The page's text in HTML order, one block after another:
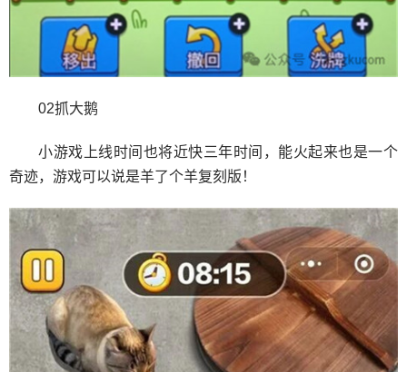
02抓大鹅
小游戏上线时间也将近快三年时间，能火起来也是一个
奇迹，游戏可以说是羊了个羊复刻版！